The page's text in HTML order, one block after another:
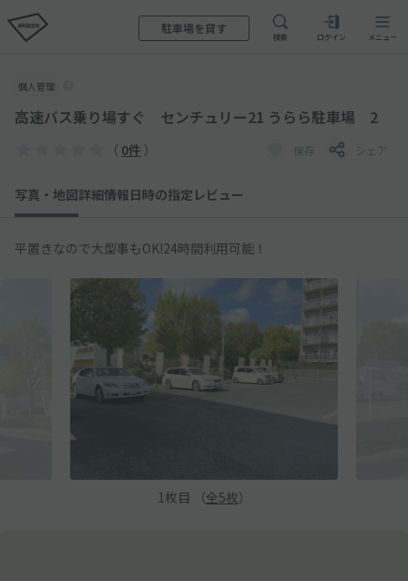
駐車場を貸す
検索 ログイン メニュー
個人管理
高速バス乗り場すぐ センチュリー21 うらら駐車場 2
（ 0件 ） 保存 シェア
写真・地図詳細情報日時の指定 レビュー
平置きなので大型事もOK!24時間利用可能！
1 枚目 （全5枚）